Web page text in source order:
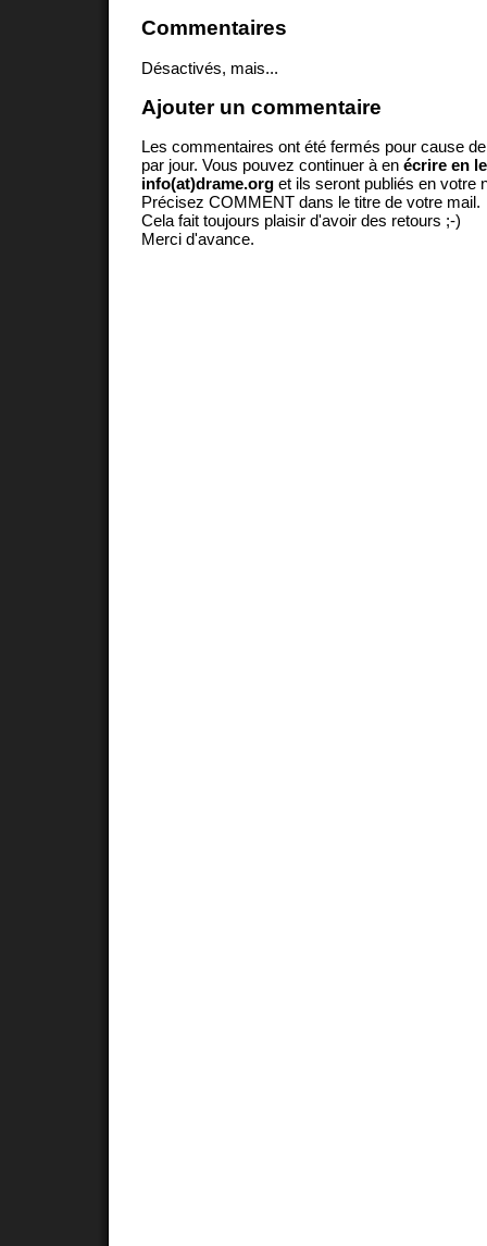
Commentaires
Désactivés, mais...
Ajouter un commentaire
Les commentaires ont été fermés pour cause
par jour. Vous pouvez continuer à en écrire en
info(at)drame.org et ils seront publiés en votre
Précisez COMMENT dans le titre de votre mail.
Cela fait toujours plaisir d'avoir des retours ;-)
Merci d'avance.